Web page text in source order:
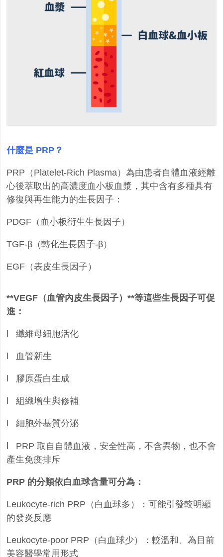
什麼是 PRP ？
PRP （ Platelet-Rich Plasma）為由患者自體血液經離
心後萃取出的高濃度血小板血漿，其中含有多種具有
修復與再生能力的生長因子：
PDGF （血小板衍生生長因子）
TGF-β（轉化生長因子-β）
EGF （表皮生長因子）
**VEGF （血管內皮生長因子）**等這些生長因子可促
進：
纖維母細胞活化
血管新生
膠原蛋白生成
組織增生與修補
細胞外基質分泌
PRP取自自體血液，安全性高，不含異物，也不會
產生免疫排斥
PRP 的分類依白血球含量可分為：
Leukocyte-rich PRP （白血球多）：可能引發較明顯
的發炎反應
Leukocyte-poor PRP （白血球少）：較溫和、為目前
美容醫學常用形式